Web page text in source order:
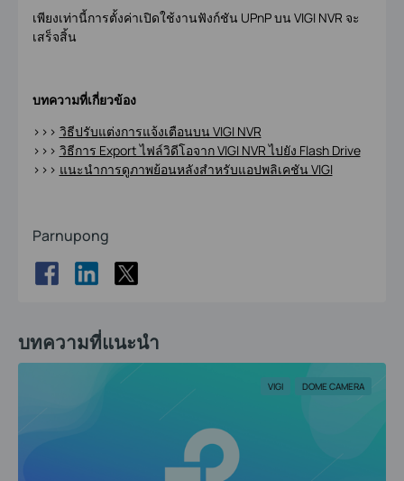
เพียงเท่านี้การตั้งค่าเปิดใช้งานฟังก์ชัน UPnP บน VIGI NVR จะ
เสร็จสิ้น
บทความที่เกี่ยวข้อง
>>> วิธีปรับแต่งการแจ้งเตือนบน VIGI NVR
>>> วิธีการ Export ไฟล์วิดีโอจาก VIGI NVR ไปยัง Flash Drive
>>> แนะนำการดูภาพย้อนหลังสำหรับแอปพลิเคชัน VIGI
Parnupong
บทความที่แนะนำ
VIGI DOME CAMERA